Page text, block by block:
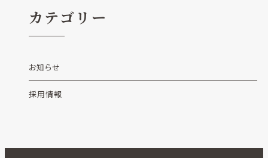
カテゴリー
お知らせ
採用情報